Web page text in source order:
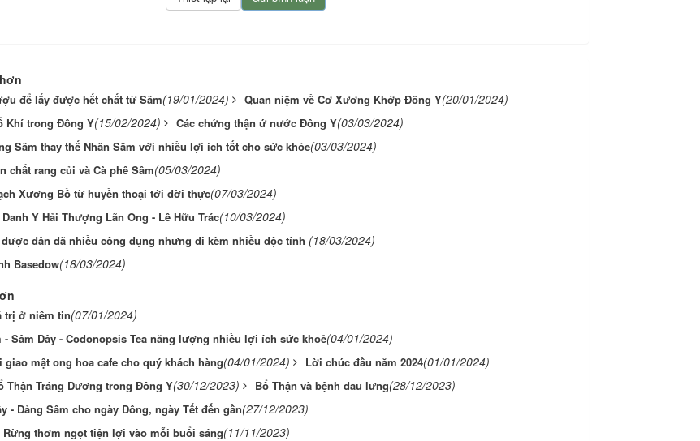
để lấy được hết chất từ Sâm(19/01/2024) Quan niệm về Cơ Xương Khớp Đông Y(20/01/2024)
Khí trong Đông Y(15/02/2024) Các chứng thận ứ nước Đông Y(03/03/2024)
Sâm thay thế Nhân Sâm với nhiều lợi ích tốt cho sức khỏe(03/03/2024)
chất rang củi và Cà phê Sâm(05/03/2024)
Xương Bồ từ huyền thoại tới đời thực(07/03/2024)
Y Hải Thượng Lãn Ông - Lê Hữu Trác(10/03/2024)
dược dân dã nhiều công dụng nhưng đi kèm nhiều độc tính (18/03/2024)
Basedow(18/03/2024)
trị ở niềm tin(07/01/2024)
- Sâm Dây - Codonopsis Tea năng lượng nhiều lợi ích sức khoẻ(04/01/2024)
giao mật ong hoa cafe cho quý khách hàng(04/01/2024) Lời chúc đầu năm 2024(01/01/2024)
Thận Tráng Dương trong Đông Y(30/12/2023) Bổ Thận và bệnh đau lưng(28/12/2023)
- Đảng Sâm cho ngày Đông, ngày Tết đến gần(27/12/2023)
Rừng thơm ngọt tiện lợi vào mỗi buổi sáng(11/11/2023)